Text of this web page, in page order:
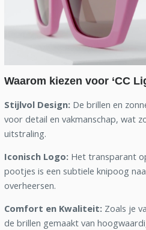
Waarom kiezen voor ‘CC
Stijlvol Design: De brillen en
voor detail en vakmanschap, wat
uitstraling.
Iconisch Logo: Het transparant
pootjes is een subtiele knipoog
overheersen.
Comfort en Kwaliteit: Zoals je
de brillen gemaakt van